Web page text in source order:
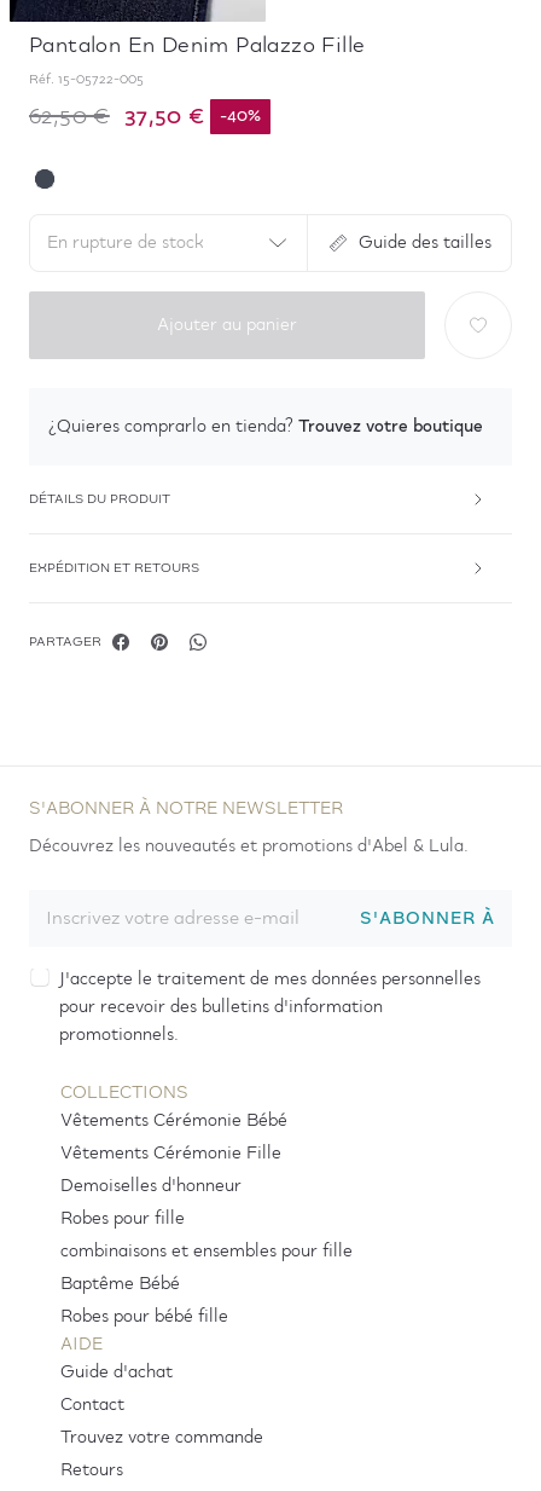
Pantalon En Denim Palazzo Fille
Réf. 15-05722-005
62,50 € 37,50 € -40%
En rupture de stock Guide des tailles
Ajouter au panier
¿Quieres comprarlo en tienda? Trouvez votre boutique
DÉTAILS DU PRODUIT
EXPÉDITION ET RETOURS
PARTAGER
S'ABONNER À NOTRE NEWSLETTER
Découvrez les nouveautés et promotions d'Abel & Lula.
S'ABONNER À
J'accepte le traitement de mes données personnelles
pour recevoir des bulletins d'information
promotionnels.
COLLECTIONS
Vêtements Cérémonie Bébé
Vêtements Cérémonie Fille
Demoiselles d'honneur
Robes pour fille
combinaisons et ensembles pour fille
Baptême Bébé
Robes pour bébé fille
AIDE
Guide d'achat
Contact
Trouvez votre commande
Retours